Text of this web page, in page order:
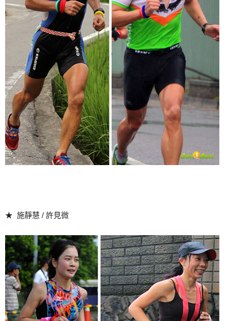
★ 施靜慧 / 許見微